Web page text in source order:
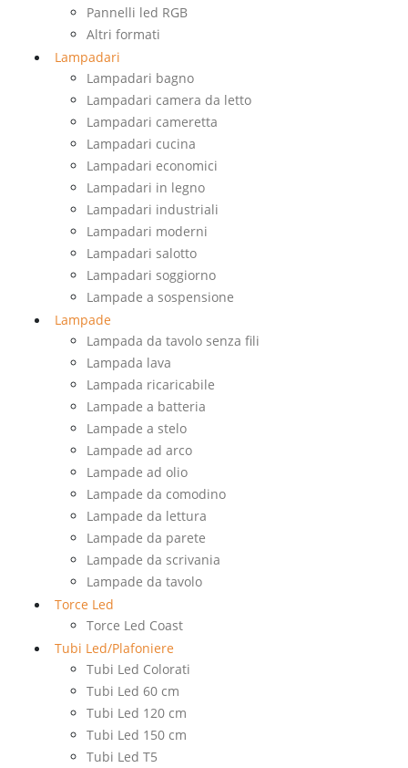
Pannelli led RGB
Altri formati
Lampadari
Lampadari bagno
Lampadari camera da letto
Lampadari cameretta
Lampadari cucina
Lampadari economici
Lampadari in legno
Lampadari industriali
Lampadari moderni
Lampadari salotto
Lampadari soggiorno
Lampade a sospensione
Lampade
Lampada da tavolo senza fili
Lampada lava
Lampada ricaricabile
Lampade a batteria
Lampade a stelo
Lampade ad arco
Lampade ad olio
Lampade da comodino
Lampade da lettura
Lampade da parete
Lampade da scrivania
Lampade da tavolo
Torce Led
Torce Led Coast
Tubi Led/Plafoniere
Tubi Led Colorati
Tubi Led 60 cm
Tubi Led 120 cm
Tubi Led 150 cm
Tubi Led T5